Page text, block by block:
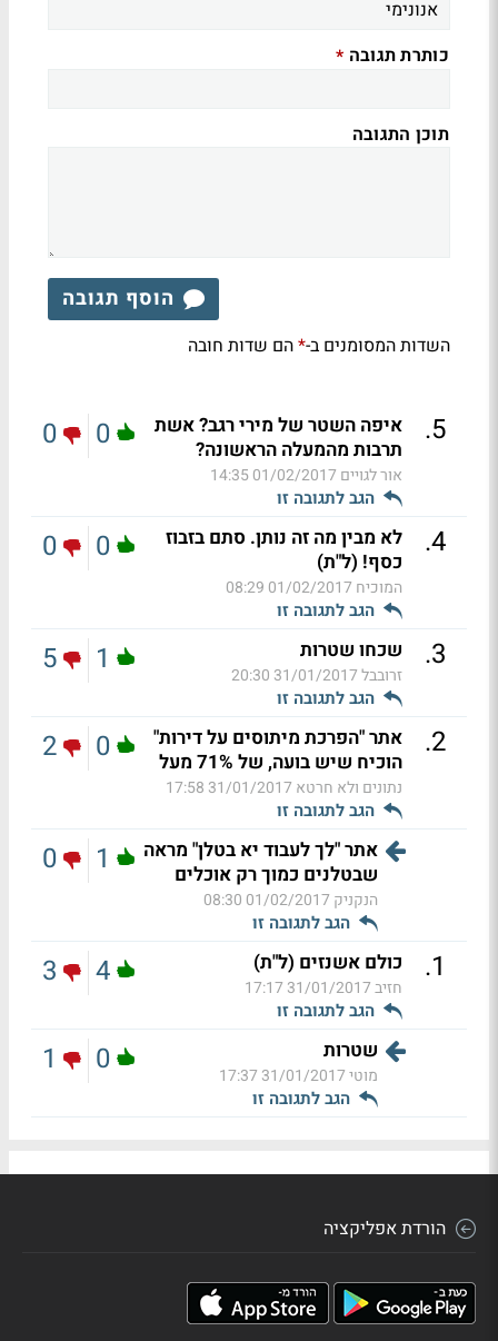
כותרת תגובה *
תוכן התגובה
הוסף תגובה
השדות המסומנים ב-*הם שדות חובה
5
.
איפה השטר של מירי רגב? אשת
תרבות מהמעלה הראשונה?
אור לגויים 01/02/2017 14:35
הגב לתגובה זו
0
0
4
.
לא מבין מה זה נותן. סתם בזבוז
כסף! (ל"ת)
המוכיח 01/02/2017 08:29
הגב לתגובה זו
0
0
3
. שכחו שטרות
זרובבל31/01/2017 20:30
הגב לתגובה זו
1
5
2
.
אתר "הפרכת מיתוסים על דירות"
הוכיח שיש בועה, של 71% מעל
נתונים ולא חרטא 31/01/2017 17:58
הגב לתגובה זו
0
2
אתר "לך לעבוד יא בטלן" מראה
שבטלנים כמוך רק אוכלים
הנקניק 01/02/2017 08:30
הגב לתגובה זו
1
0
1
. כולם אשנזים (ל"ת)
חזיב31/01/2017 17:17
הגב לתגובה זו
4
3
שטרות
מוטי31/01/2017 17:37
הגב לתגובה זו
0
1
הורדת אפליקציה